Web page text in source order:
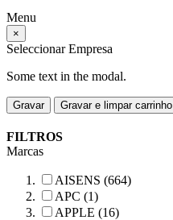
Menu
×
Seleccionar Empresa
Some text in the modal.
Gravar Gravar e limpar carrinho
FILTROS
Marcas
AISENS (664)
APC (1)
APPLE (16)